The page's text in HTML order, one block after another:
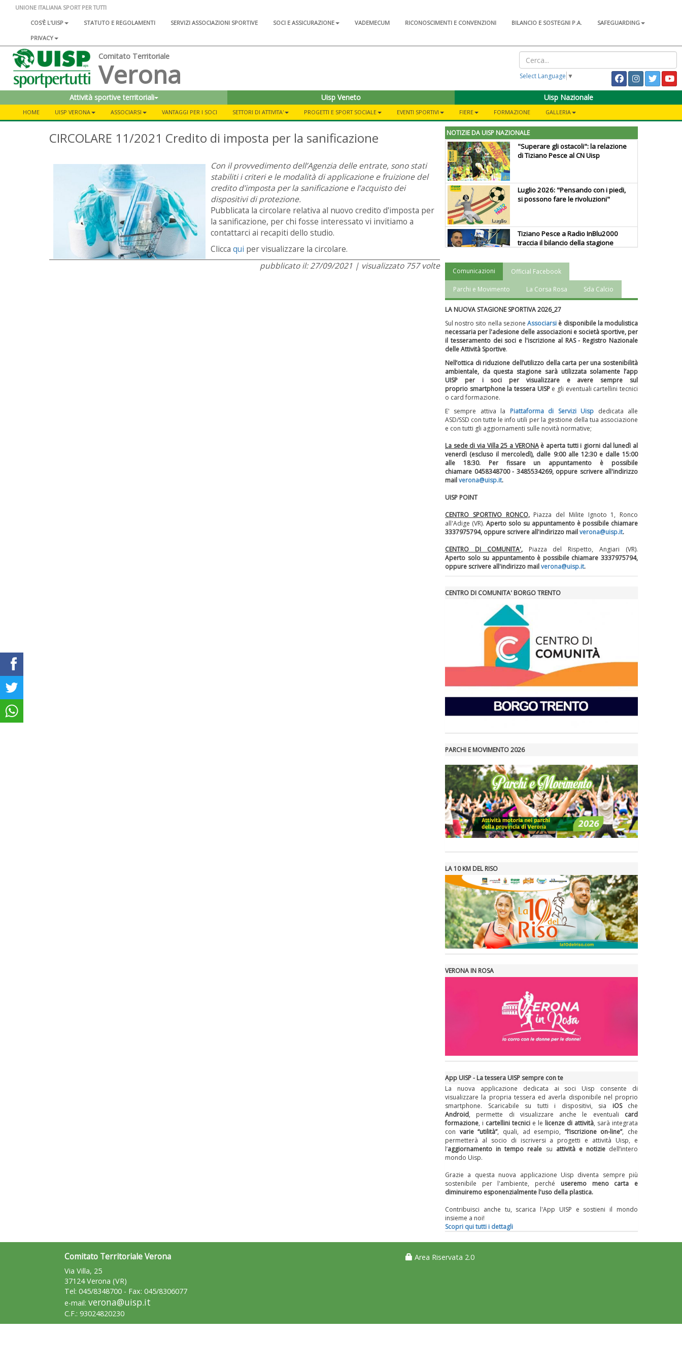
UNIONE ITALIANA SPORT PER TUTTI
COS'È L'UISP
STATUTO E REGOLAMENTI SERVIZI ASSOCIAZIONI SPORTIVE SOCI E ASSICURAZIONE VADEMECUM RICONOSCIMENTI E CONVENZIONI BILANCIO E SOSTEGNI P.A.
SAFEGUARDING
PRIVACY
Comitato Territoriale
Verona Select Language ▼
Attività sportive territoriali Uisp Veneto Uisp Nazionale
HOME UISP VERONA ASSOCIARSI VANTAGGI PER I SOCI SETTORI DI ATTIVITA' PROGETTI E SPORT SOCIALE EVENTI SPORTIVI FIERE FORMAZIONE GALLERIA
CIRCOLARE 11/2021 Credito di imposta per la sanificazione
Con il provvedimento dell’Agenzia delle entrate, sono stati
stabiliti i criteri e le modalità di applicazione e fruizione del
credito d’imposta per la sanificazione e l’acquisto dei
dispositivi di protezione.
Pubblicata la circolare relativa al nuovo credito d'imposta per
la sanificazione, per chi fosse interessato vi invitiamo a
contattarci ai recapiti dello studio.
Clicca qui per visualizzare la circolare.
pubblicato il: 27/09/2021 | visualizzato 757 volte
NOTIZIE DA UISP NAZIONALE
"Superare gli ostacoli": la relazione
di Tiziano Pesce al CN Uisp
Luglio 2026: "Pensando con i piedi,
si possono fare le rivoluzioni"
Tiziano Pesce a Radio InBlu2000
traccia il bilancio della stagione
valorizzi le nostre specificità"
La formazione Uisp rallenta ma
prosegue anche in estate
Tiziano Pesce nel Cda di
Fondazione Terzjus: prima riunione
a Roma
Comunicazioni Official Facebook
Parchi e Movimento La Corsa Rosa Sda Calcio
LA NUOVA STAGIONE SPORTIVA 2026_27
Sul nostro sito nella sezioneAssociarsi è disponibile la modulistica
necessaria per l'adesione delle associazioni e società sportive, per
il tesseramento dei soci e l'iscrizione al RAS - Registro Nazionale
delle Attività Sportive.
Nell’ottica di riduzione dell’utilizzo della carta per una sostenibilità
ambientale, da questa stagione sarà utilizzata solamente l’app
UISP per i soci per visualizzare e avere sempre sul
proprio smartphone la tessera UISPe gli eventuali cartellini tecnici
o card formazione.
E' sempre attiva la Piattaformadi Servizi Uisp dedicata alle
ASD/SSD con tutte le info utili per la gestione della tua associazione
e con tutti gli aggiornamenti sulle novità normative;
La sede di via Villa 25 a VERONAè aperta tutti i giorni dal lunedì al
venerdì (escluso il mercoledì), dalle 9:00 alle 12:30 e dalle 15:00
alle 18:30. Per fissare un appuntamento è possibile
chiamare 0458348700 - 3485534269, oppure scrivere all'indirizzo
mailverona@uisp.it.
UISP POINT
CENTRO SPORTIVO RONCO,Piazza del Milite Ignoto 1, Ronco
all'Adige (VR). Aperto solo su appuntamento è possibile chiamare
3337975794, oppure scrivere all'indirizzo mailverona@uisp.it.
CENTRO DI COMUNITA', Piazza del Rispetto, Angiari (VR).
Aperto solo su appuntamento è possibile chiamare 3337975794,
oppure scrivere all'indirizzo mailverona@uisp.it.
CENTRO DI COMUNITA' BORGO TRENTO
PARCHI E MOVIMENTO 2026
LA 10 KM DEL RISO
VERONA IN ROSA
App UISP - La tessera UISP sempre con te
La nuova applicazione dedicata ai soci Uisp consente di
visualizzare la propria tessera ed averla disponibile nel proprio
smartphone. Scaricabile su tutti i dispositivi, sia iOSche
Android, permette di visualizzare anche le eventuali card
formazione, i cartellini tecnici e le licenze di attività, sarà integrata
con varie “utilità”, quali, ad esempio, “l’iscrizione on-line”, che
permetterà al socio di iscriversi a progetti e attività Uisp, e
l’aggiornamento in tempo reale su attività e notiziedell’intero
mondo Uisp.
Grazie a questa nuova applicazione Uisp diventa sempre più
sostenibile per l'ambiente, perché useremo meno carta
e
diminuiremo esponenzialmente l'uso della plastica.
Contribuisci anche tu, scarica l'App UISP e sostieni il mondo
insieme a noi!
Scopri qui tutti i dettagli
Comitato Territoriale Verona
Via Villa, 25
37124 Verona (VR)
Tel: 045/8348700 - Fax: 045/8306077
e-mail: verona@uisp.it
C.F.: 93024820230
Area Riservata 2.0